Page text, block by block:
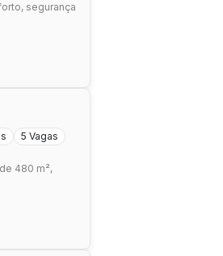
segurança
5 Vagas
480 m²,